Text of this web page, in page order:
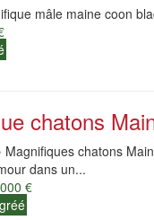
mâle maine coon
chatons
Magnifiques chatons
dans un...
€